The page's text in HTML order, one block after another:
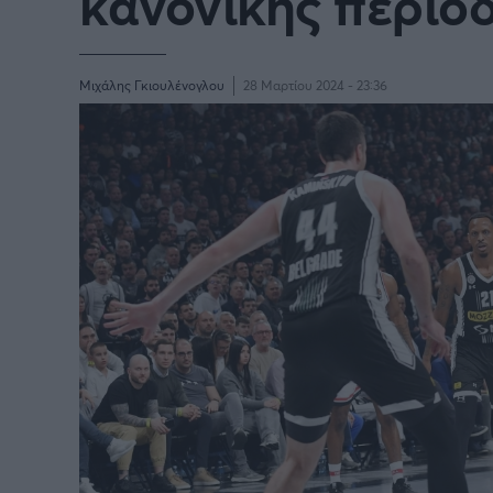
Μιχάλης Γκιουλένογλου 28 Μαρτίου 2024 - 23:36